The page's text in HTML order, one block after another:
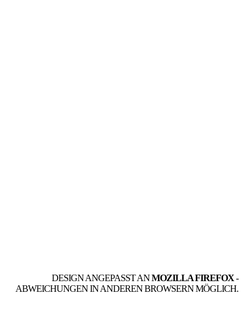
DESIGN ANGEPASST ANMOZILLA FIREFOX-
ABWEICHUNGEN IN ANDEREN BROWSERN MÖGLICH.